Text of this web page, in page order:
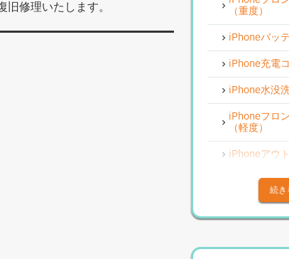
修理いたします。
（重度）
iPhoneバッ
iPhone充電
iPhone水没
iPhoneフロ
（軽度）
iPhoneアウ
iPhoneその
iPhoneアウ
修理
iPhone基板
続き